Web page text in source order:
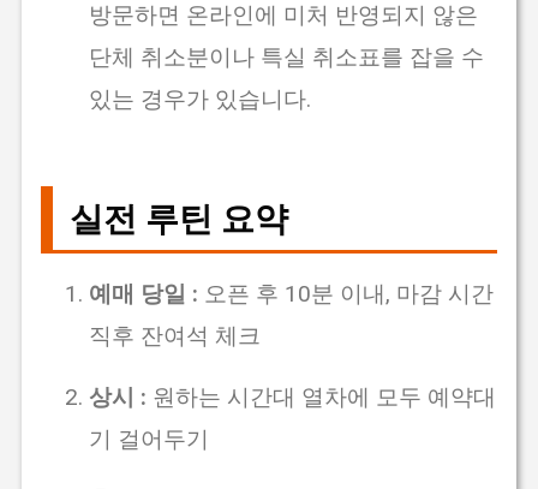
방문하면 온라인에 미처 반영되지 않은
단체 취소분이나 특실 취소표를 잡을 수
있는 경우가 있습니다.
실전 루틴 요약
예매 당일 : 오픈 후 10분 이내, 마감 시간
직후 잔여석 체크
상시 : 원하는 시간대 열차에 모두 예약대
기 걸어두기